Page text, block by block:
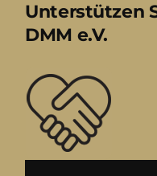
Unterstützen
DMM e.V.